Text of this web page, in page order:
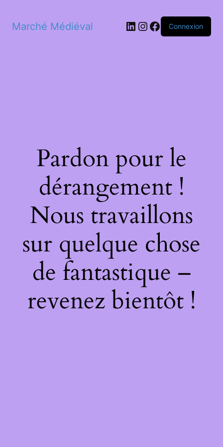
Marché Médiéval LinkedIn
Instagram
Facebook
Connexion
Pardon pour le
dérangement !
Nous travaillons
sur quelque chose
de fantastique –
revenez bientôt !